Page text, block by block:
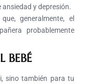
y depresión.
generalmente, el
probablemente
BEBÉ
sino también para tu